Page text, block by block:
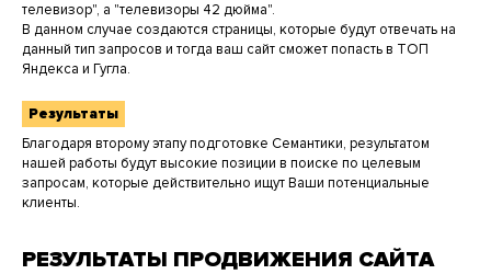
телевизор", а "телевизоры 42 дюйма".
В данном случае создаются страницы, которые будут отвечать на
данный тип запросов и тогда ваш сайт сможет попасть в ТОП
Яндекса и Гугла.
Результаты
Благодаря второму этапу подготовке Семантики, результатом
нашей работы будут высокие позиции в поиске по целевым
запросам, которые действительно ищут Ваши потенциальные
клиенты.
РЕЗУЛЬТАТЫ ПРОДВИЖЕНИЯ САЙТА